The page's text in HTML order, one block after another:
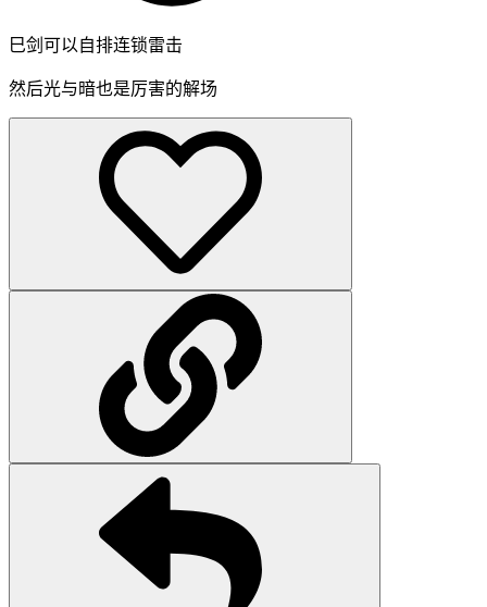
巳剑可以自排连锁雷击
然后光与暗也是厉害的解场